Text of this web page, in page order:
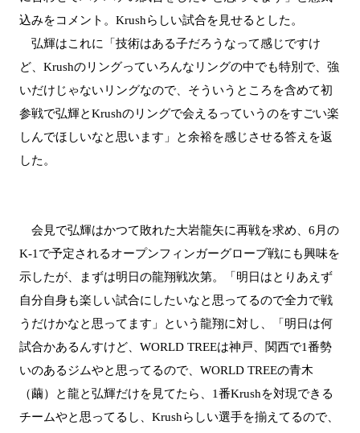
込みをコメント。Krushらしい試合を見せるとした。
弘輝はこれに「技術はある子だろうなって感じですけ
ど、Krushのリングっていろんなリングの中でも特別で、強
いだけじゃないリングなので、そういうところを含めて初
参戦で弘輝とKrushのリングで会えるっていうのをすごい楽
しんでほしいなと思います」と余裕を感じさせる答えを返
した。
会見で弘輝はかつて敗れた大岩龍矢に再戦を求め、6月の
K-1で予定されるオープンフィンガーグローブ戦にも興味を
示したが、まずは明日の龍翔戦次第。「明日はとりあえず
自分自身も楽しい試合にしたいなと思ってるので全力で戦
うだけかなと思ってます」という龍翔に対し、「明日は何
試合かあるんすけど、WORLD TREEは神戸、関西で1番勢
いのあるジムやと思ってるので、WORLD TREEの青木
（繭）と龍と弘輝だけを見てたら、1番Krushを対現できる
チームやと思ってるし、Krushらしい選手を揃えてるので、